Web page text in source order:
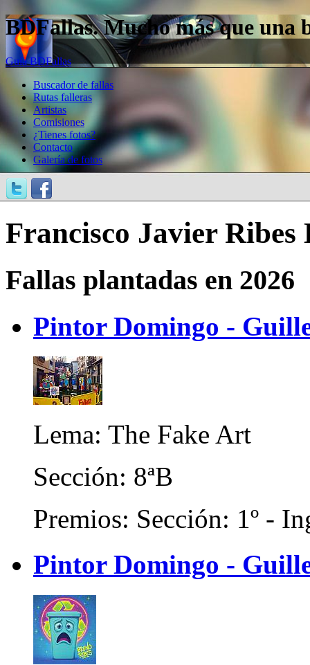
BDFallas. Mucho más que una
Guía BDFallas
Buscador de fallas
Rutas falleras
Artistas
Comisiones
¿Tienes fotos?
Contacto
Galería de fotos
Francisco Javier Ribes
Fallas plantadas en 2026
Pintor Domingo -
Lema: The Fake Art
Sección: 8ªB
Premios: Sección: 1º -
Pintor Domingo -